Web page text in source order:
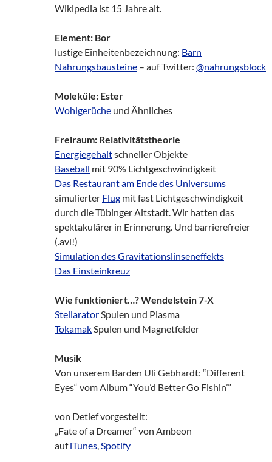
Wikipedia ist 15 Jahre alt.
Element: Bor
lustige Einheitenbezeichnung: Barn
Nahrungsbausteine – auf Twitter: @nahrungsblock
Moleküle: Ester
Wohlgerüche und Ähnliches
Freiraum: Relativitätstheorie
Energiegehaltschneller Objekte
Baseball mit 90% Lichtgeschwindigkeit
Das Restaurant am Ende des Universums
simulierter Flug mit fast Lichtgeschwindigkeit
durch die Tübinger Altstadt. Wir hatten das
spektakulärer in Erinnerung. Und barrierefreier
(.avi!)
Simulation des Gravitationslinseneffekts
Das Einsteinkreuz
Wie funktioniert…? Wendelstein 7-X
StellaratorSpulen und Plasma
TokamakSpulen und Magnetfelder
Musik
Von unserem Barden Uli Gebhardt: “Different
Eyes“ vom Album “You’d Better Go Fishin’”
von Detlef vorgestellt:
„Fate of a Dreamer“ von Ambeon
aufiTunes,Spotify